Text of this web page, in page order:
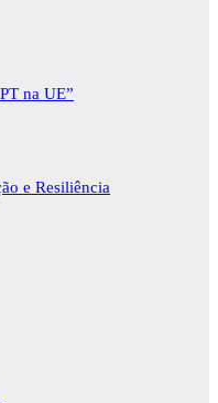
na UE”
e Resiliência